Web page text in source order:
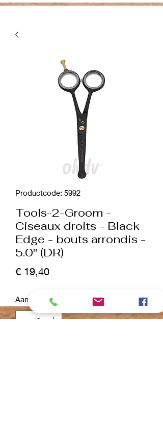
Productcode: 5992
Tools-2-Groom -
Ciseaux droits - Black
Edge - bouts arrondis -
5.0" (DR)
€ 19,40Prijs
Aantal